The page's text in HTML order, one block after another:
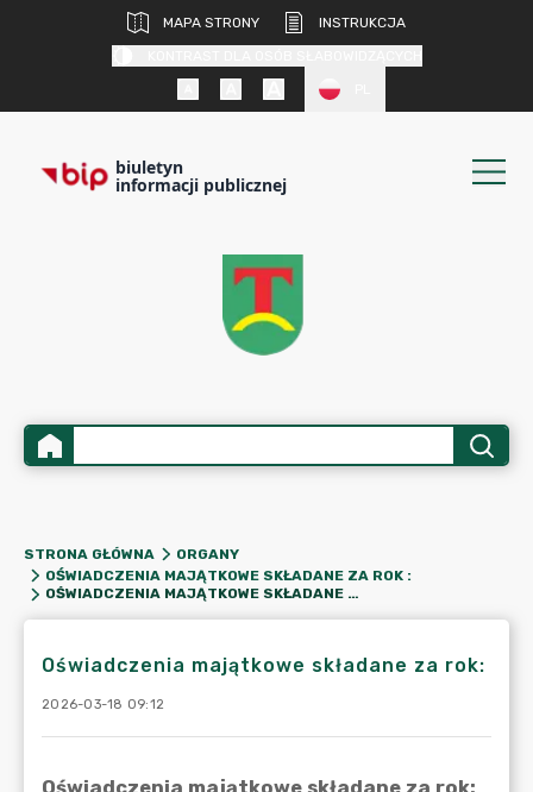
MAPA STRONY
INSTRUKCJA
biuletyn
informacji publicznej
STRONA GŁÓWNA
ORGANY
OŚWIADCZENIA MAJĄTKOWE SKŁADANE ZA ROK :
OŚWIADCZENIA MAJĄTKOWE SKŁADANE ZA ROK:
Oświadczenia majątkowe składane za rok:
2026-03-18 09:12